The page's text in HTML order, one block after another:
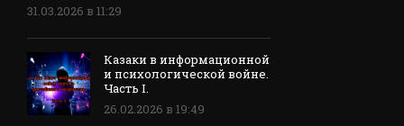
31.03.2026 в 11:29
Казаки в информационной
и психологической войне.
Часть I.
26.02.2026 в 19:49